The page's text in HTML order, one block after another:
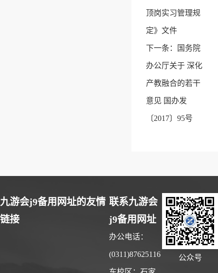
顶岗实习管理规
定》文件
下一条： 国务院
办公厅关于 深化
产教融合的若干
意见 国办发
〔2017〕95号
九游会j9备用网址的友情
链接
联系九游会
j9备用网址
办公电话：
(0311)87625116 公众号